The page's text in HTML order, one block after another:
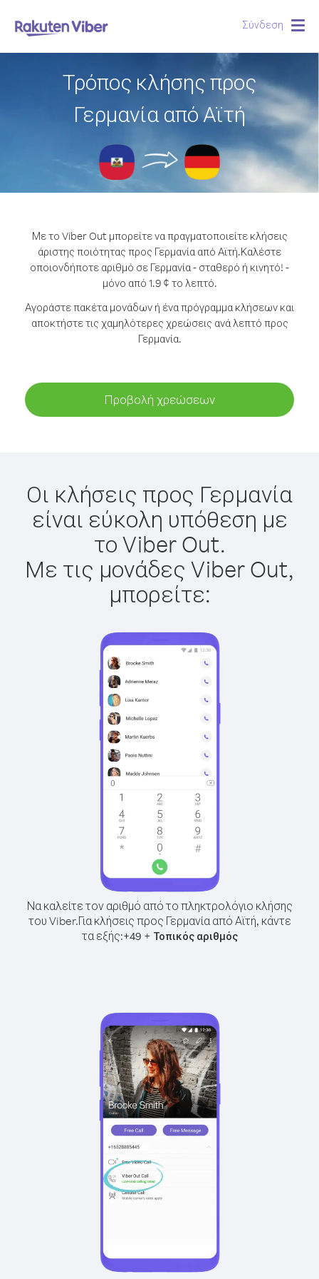
Σύνδεση
Τρόπος κλήσης προς
Γερμανία από Αϊτή
Με το Viber Out μπορείτε να πραγματοποιείτε κλήσεις
άριστης ποιότητας προς Γερμανία από Αϊτή.Καλέστε
οποιονδήποτε αριθμό σε Γερμανία - σταθερό ή κινητό! -
μόνο από 1.9 ¢ το λεπτό.
Αγοράστε πακέτα μονάδων ή ένα πρόγραμμα κλήσεων και
αποκτήστε τις χαμηλότερες χρεώσεις ανά λεπτό προς
Γερμανία.
Προβολή χρεώσεων
Οι κλήσεις προς Γερμανία
είναι εύκολη υπόθεση με
το Viber Out.
Με τις μονάδες Viber Out,
μπορείτε:
Να καλείτε τον αριθμό από το πληκτρολόγιο κλήσης
του Viber.Για κλήσεις προς Γερμανία από Αϊτή, κάντε
τα εξής:+49 + Τοπικός αριθμός